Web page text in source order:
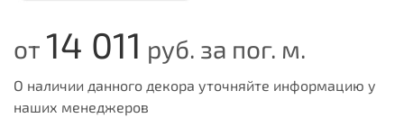
от 14 011 руб. за пог. м.
О наличии данного декора уточняйте информацию у
наших менеджеров